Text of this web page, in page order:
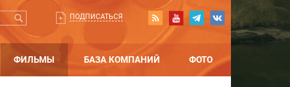
ПОДПИСАТЬСЯ
ФИЛЬМЫ БАЗА КОМПАНИЙ ФОТО